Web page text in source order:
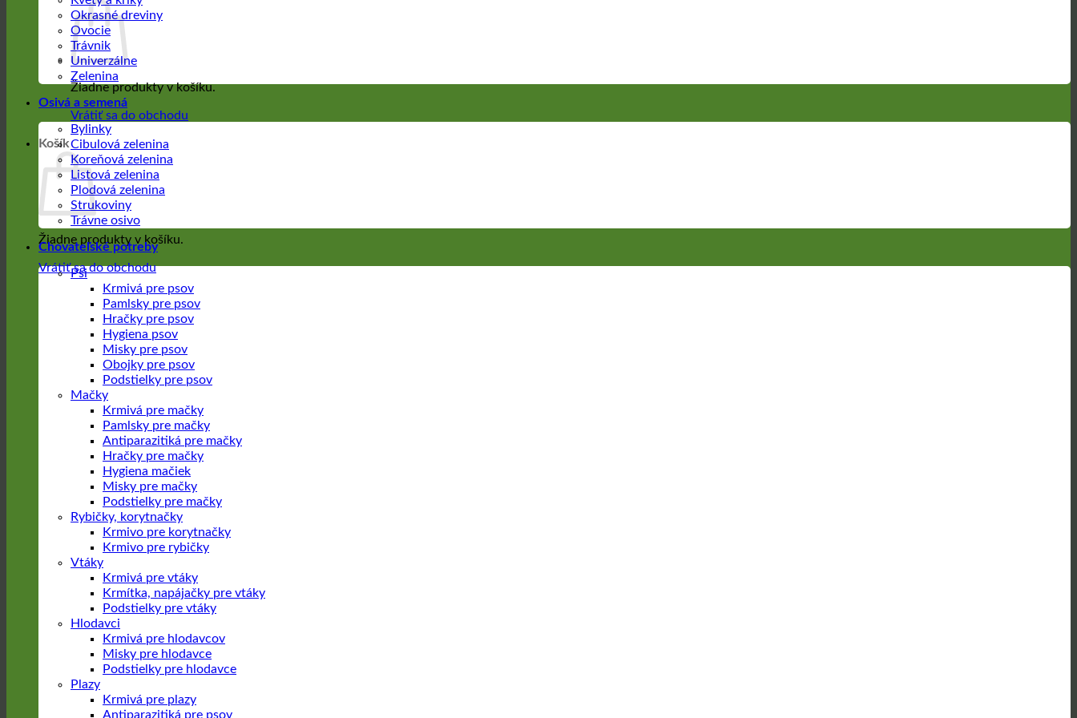
Žiadne produkty v košíku.
Vrátiť sa do obchodu
Košík
Žiadne produkty v košíku.
Vrátiť sa do obchodu
Okrasné dreviny
Ovocie
Trávnik
Univerzálne
Zelenina
Osivá a semená
Bylinky
Cibulová zelenina
Koreňová zelenina
Listová zelenina
Plodová zelenina
Strukoviny
Trávne osivo
Chovateľské potreby
Psi
Krmivá pre psov
Pamlsky pre psov
Hračky pre psov
Hygiena psov
Misky pre psov
Obojky pre psov
Podstielky pre psov
Mačky
Krmivá pre mačky
Pamlsky pre mačky
Antiparazitiká pre mačky
Hračky pre mačky
Hygiena mačiek
Misky pre mačky
Podstielky pre mačky
Rybičky, korytnačky
Krmivo pre korytnačky
Krmivo pre rybičky
Vtáky
Krmivá pre vtáky
Krmítka, napájačky pre vtáky
Podstielky pre vtáky
Hlodavci
Krmivá pre hlodavcov
Misky pre hlodavce
Podstielky pre hlodavce
Plazy
Krmivá pre plazy
Antiparazitiká pre psov